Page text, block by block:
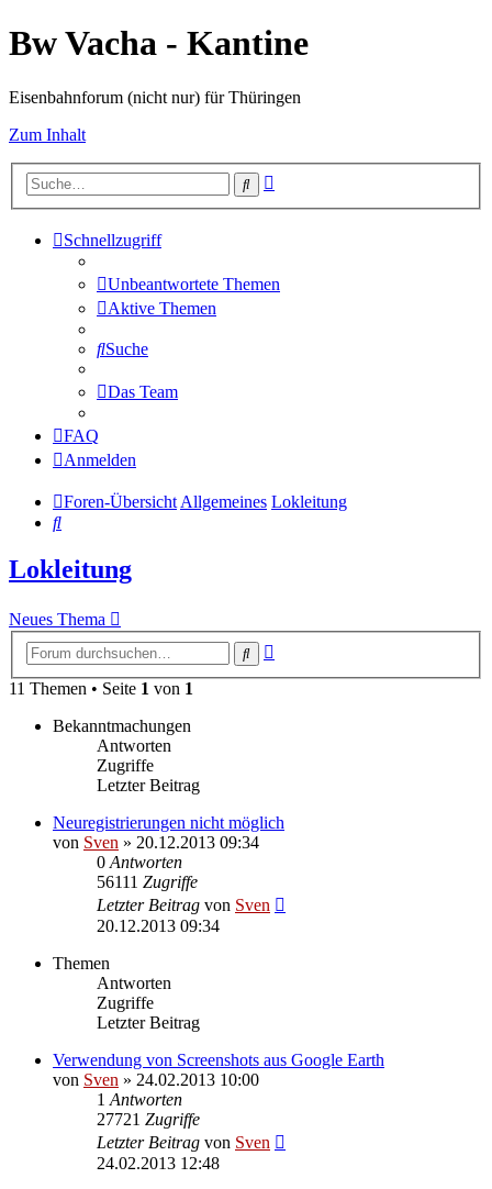
Bw Vacha - Kantine
Eisenbahnforum (nicht nur) für Thüringen
Zum Inhalt
Suche
Schnellzugriff
Unbeantwortete Themen
Aktive Themen
Suche
Das Team
FAQ
Anmelden
Foren-ÜbersichtAllgemeines Lokleitung
Suche
Lokleitung
Neues Thema
Suche
11 Themen • Seite 1 von 1
Bekanntmachungen
Antworten
Zugriffe
Letzter Beitrag
Neuregistrierungen nicht möglich
von Sven » 20.12.2013 09:34
0 Antworten
56111 Zugriffe
Letzter Beitrag von Sven
20.12.2013 09:34
Themen
Antworten
Zugriffe
Letzter Beitrag
Verwendung von Screenshots aus Google Earth
von Sven » 24.02.2013 10:00
1 Antworten
27721 Zugriffe
Letzter Beitrag von Sven
24.02.2013 12:48